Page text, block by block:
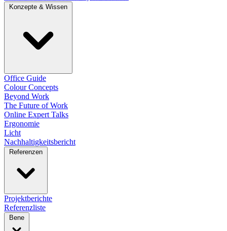
Konzepte & Wissen
Office Guide
Colour Concepts
Beyond Work
The Future of Work
Online Expert Talks
Ergonomie
Licht
Nachhaltigkeitsbericht
Referenzen
Projektberichte
Referenzliste
Bene